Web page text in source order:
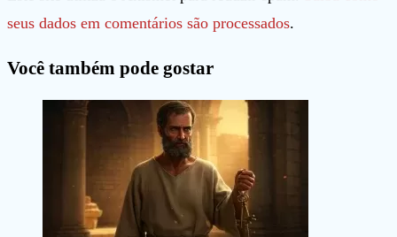
usuário
comentar
mail
comentar
seu
(opcional)
seus dados em comentários são processados.
Você também pode gostar